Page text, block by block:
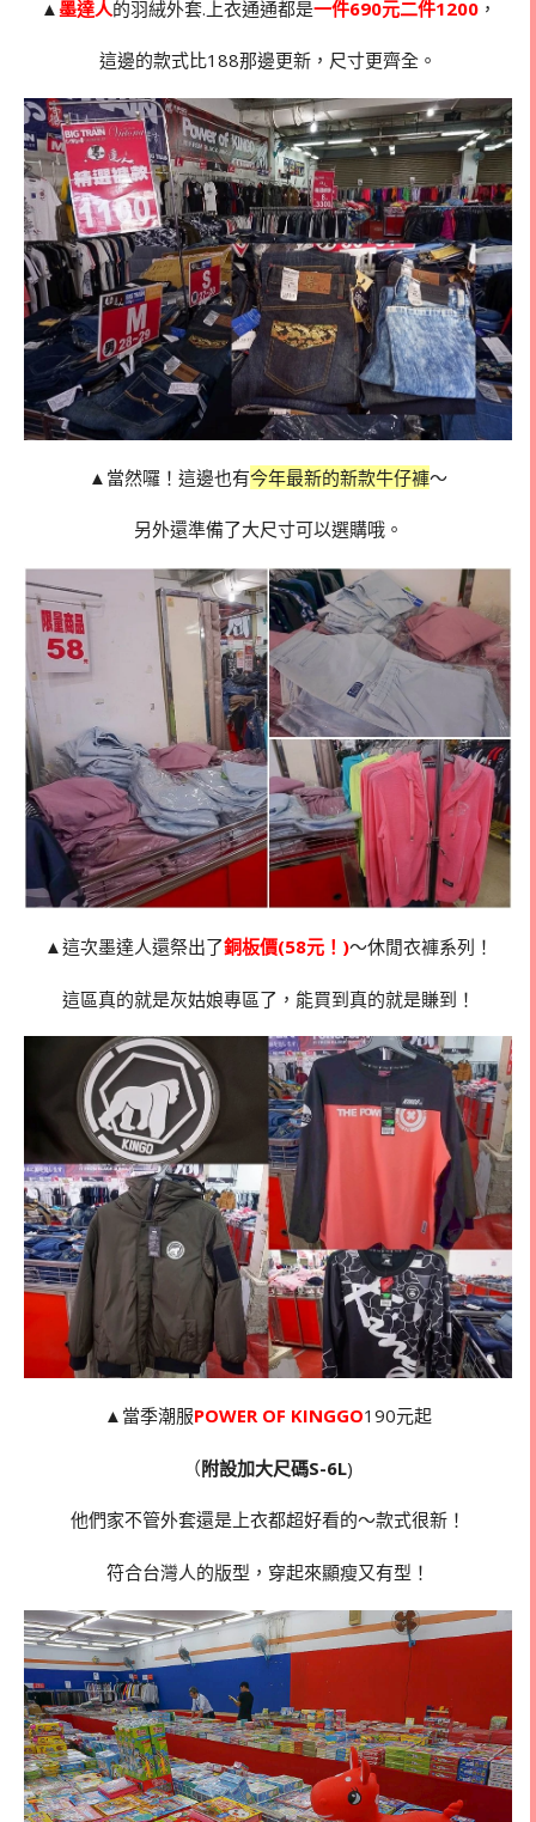
▲墨達人的羽絨外套.上衣通通都是一件690元二件1200，
這邊的款式比188那邊更新，尺寸更齊全。
▲當然囉！這邊也有今年最新的新款牛仔褲～
另外還準備了大尺寸可以選購哦。
▲這次墨達人還祭出了銅板價(58元！)～休閒衣褲系列！
這區真的就是灰姑娘專區了，能買到真的就是賺到！
▲當季潮服POWER OF KINGGO190元起
（附設加大尺碼S-6L)
他們家不管外套還是上衣都超好看的～款式很新！
符合台灣人的版型，穿起來顯瘦又有型！